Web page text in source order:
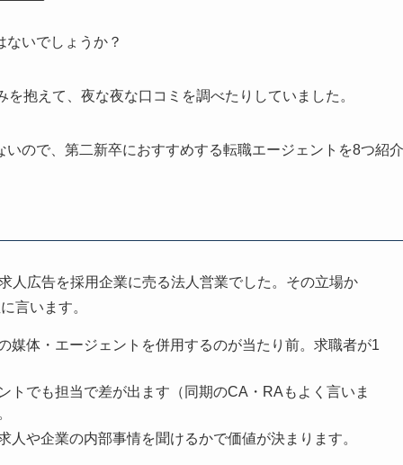
いでしょうか？
抱えて、夜な夜な口コミを調べたりしていました。
ので、第二新卒におすすめする転職エージェントを8つ紹介
人広告を採用企業に売る法人営業でした。その立場か
言います。
媒体・エージェントを併用するのが当たり前。求職者が1
トでも担当で差が出ます（同期のCA・RAもよく言いま
人や企業の内部事情を聞けるかで価値が決まります。